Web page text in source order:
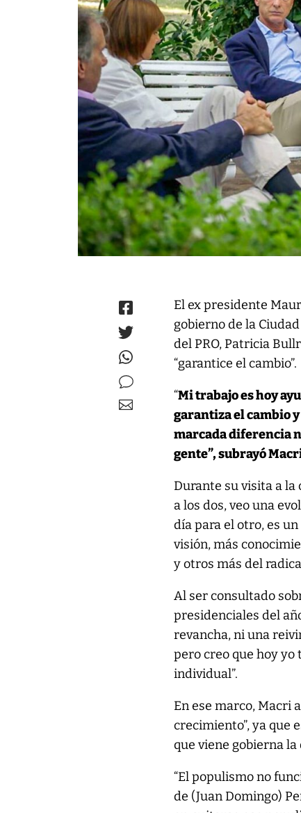
El ex presidente
gobierno de la
del PRO, Patricia
“garantice el cambio”.
“Mi trabajo es hoy
garantiza el cambio y
marcada diferencia
gente”, subrayó
Durante su visita a la
a los dos, veo una
día para el otro, es
visión, más
y otros más del
Al ser consultado
presidenciales del
revancha, ni una
pero creo que hoy
individual”.
En ese marco, Macri
crecimiento”, ya que
que viene gobierna la
“El populismo no
de (Juan Domingo)